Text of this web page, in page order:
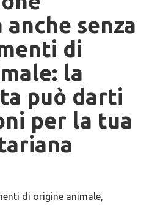
senza
di
la
può darti
per la tua
di origine animale,